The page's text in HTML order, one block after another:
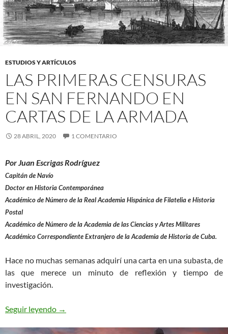
ESTUDIOS Y ARTÍCULOS
LAS PRIMERAS CENSURAS
EN SAN FERNANDO EN
CARTAS DE LA ARMADA
28 ABRIL, 2020 1 COMENTARIO
Por Juan Escrigas Rodríguez
Capitán de Navío
Doctor en Historia Contemporánea
Académico de Número de la Real Academia Hispánica de Filatelia e Historia
Postal
Académico de Número de la Academia de las Ciencias y Artes Militares
Académico Correspondiente Extranjero de la Academia de Historia de Cuba.
Hace no muchas semanas adquirí una carta en una subasta, de
las que merece un minuto de reflexión y tiempo de
investigación.
Seguir leyendo Las Primeras Censuras en San Fernando en
→